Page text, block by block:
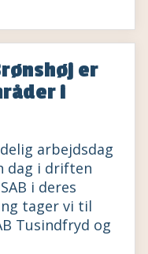
er
i
arbejdsdag
dag i driften
i deres
tager vi til
Tusindfryd og